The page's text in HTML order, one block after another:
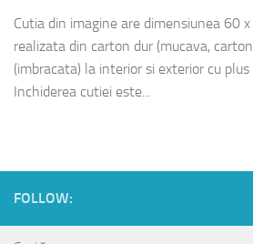
Cutia din imagine are dimensiunea 60
realizata din carton dur (mucava,
(imbracata) la interior si exterior cu
Inchiderea cutiei este...
FOLLOW: